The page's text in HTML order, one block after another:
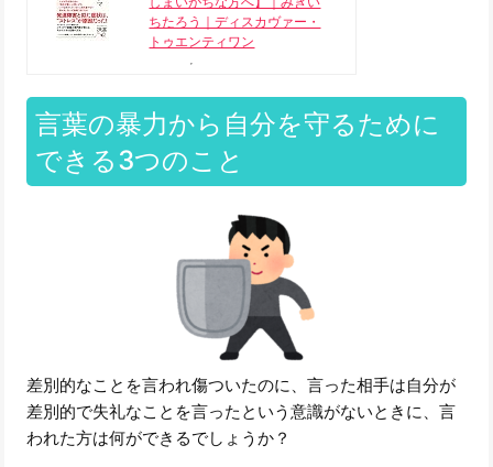
ちたろう｜ディスカヴァー・
トゥエンティワン
言葉の暴力から自分を守るために
できる3つのこと
差別的なことを言われ傷ついたのに、言った相手は自分が
差別的で失礼なことを言ったという意識がないときに、言
われた方は何ができるでしょうか？